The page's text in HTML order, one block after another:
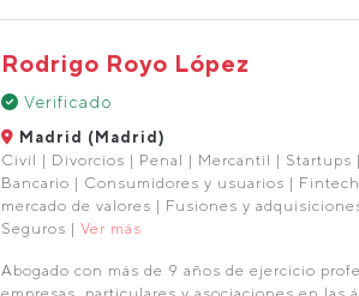
Rodrigo Royo López
Verificado
Madrid (Madrid)
Civil | Divorcios | Penal | Mercantil | Startups |
Bancario | Consumidores y usuarios |
mercado de valores | Fusiones y
Seguros | Ver más
Abogado con más de 9 años de ejercicio